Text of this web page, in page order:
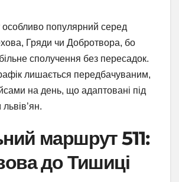
популярний серед
Гряди чи Добротвора, бо
сполучення без пересадок.
лишається передбачуваним,
на день, що адаптовані під
маршрут 511:
до Тишиці